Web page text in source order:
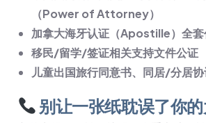
（Power of Attorney）
加拿大海牙认证（Apostille）全套
移民/留学/签证相关支持文件公证
儿童出国旅行同意书、同居/分居
别让一张纸耽误了你